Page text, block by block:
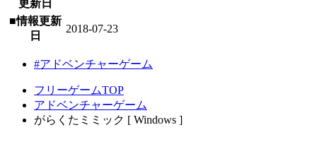
更新日
■情報更新
日
2018-07-23
#アドベンチャーゲーム
フリーゲームTOP
アドベンチャーゲーム
がらくたミミック [ Windows ]